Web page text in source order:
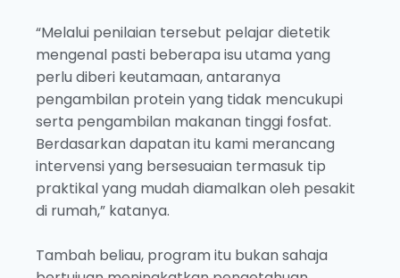
“Melalui penilaian tersebut pelajar dietetik
mengenal pasti beberapa isu utama yang
perlu diberi keutamaan, antaranya
pengambilan protein yang tidak mencukupi
serta pengambilan makanan tinggi fosfat.
Berdasarkan dapatan itu kami merancang
intervensi yang bersesuaian termasuk tip
praktikal yang mudah diamalkan oleh pesakit
di rumah,” katanya.
Tambah beliau, program itu bukan sahaja